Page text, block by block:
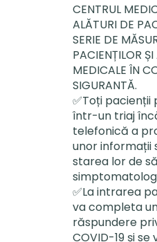
CENTRUL
ALĂTURI DE
SERIE DE
PACIENȚILOR
MEDICALE ÎN
SIGURANTĂ.
✅Toți
într-un triaj
telefonică a
unor informații
starea lor de
✅La intrarea
va completa
răspundere
COVID-19 și